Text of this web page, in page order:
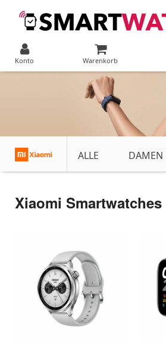
Konto Warenkorb
ALLE DAMEN
Xiaomi Smartwatches